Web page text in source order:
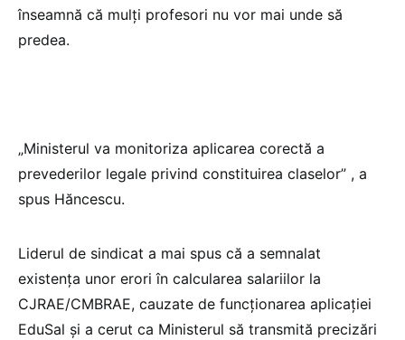
înseamnă că mulți profesori nu vor mai unde să
predea.
„Ministerul va monitoriza aplicarea corectă a
prevederilor legale privind constituirea claselor” , a
spus Hăncescu.
Liderul de sindicat a mai spus că a semnalat
existența unor erori în calcularea salariilor la
CJRAE/CMBRAE, cauzate de funcționarea aplicației
EduSal și a cerut ca Ministerul să transmită precizări